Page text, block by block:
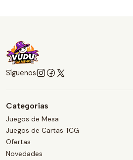
Síguenos
Categorías
Juegos de Mesa
Juegos de Cartas TCG
Ofertas
Novedades